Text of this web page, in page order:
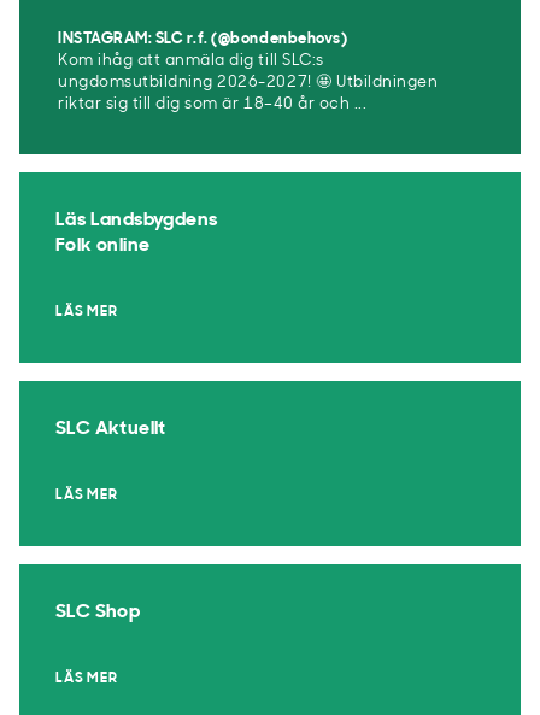
INSTAGRAM: SLC r.f. (@bondenbehovs)
Kom ihåg att anmäla dig till SLC:s
ungdomsutbildning 2026-2027! 🤩 Utbildningen
riktar sig till dig som är 18–40 år och ...
Läs Landsbygdens
Folk online
LÄS MER
SLC Aktuellt
LÄS MER
SLC Shop
LÄS MER